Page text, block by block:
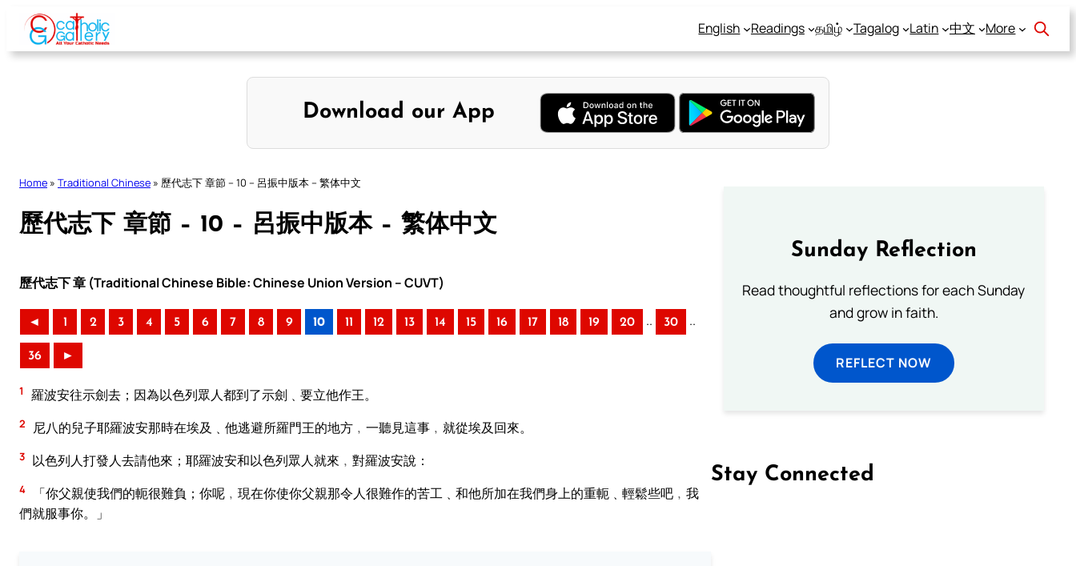
Skip
content
English Readings தமிழ் Tagalog Latin 中文 More
Download our App
Home » Traditional Chinese » 歷代志下 章節 – 10 – 呂振中版本 – 繁体中文
歷代志下 章節 – 10 – 呂振中版本 – 繁体中文
歷代志下 章 (Traditional Chinese Bible: Chinese Union Version – CUVT)
◄ 1 2 3 4 5 6 7 8 9 10 11 12 13 14 15 16 17 18 19 20 .. 30 ..
36 ►
1 羅波安往示劍去；因為以色列眾人都到了示劍﹑要立他作王。
2 尼八的兒子耶羅波安那時在埃及﹑他逃避所羅門王的地方﹐一聽見這事﹐就從埃及回來。
3 以色列人打發人去請他來；耶羅波安和以色列眾人就來﹐對羅波安說：
4
「你父親使我們的軛很難負；你呢﹐現在你使你父親那令人很難作的苦工﹑和他所加在我們身上的重軛﹑輕鬆些吧﹐我
們就服事你。」
Sunday Reflection
Read thoughtful reflections for each Sunday
and grow in faith.
REFLECT NOW
Stay Connected